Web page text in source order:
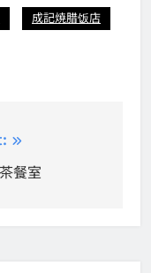
成記焼腊饭店
餐室